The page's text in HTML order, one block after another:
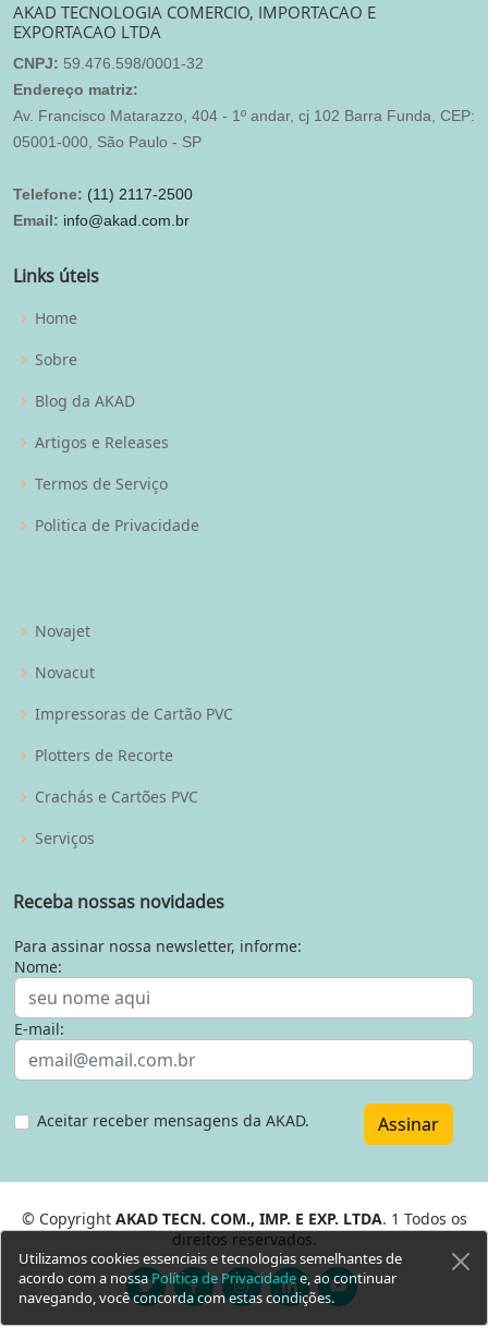
AKAD TECNOLOGIA COMERCIO, IMPORTACAO E
EXPORTACAO LTDA
CNPJ: 59.476.598/0001-32
Endereço matriz:
Av. Francisco Matarazzo, 404 - 1º andar, cj 102 Barra Funda, CEP:
05001-000, São Paulo - SP
Telefone: (11) 2117-2500
Email: info@akad.com.br
Links úteis
Home
Sobre
Blog da AKAD
Artigos e Releases
Termos de Serviço
Politica de Privacidade
Novajet
Novacut
Impressoras de Cartão PVC
Plotters de Recorte
Crachás e Cartões PVC
Serviços
Receba nossas novidades
Para assinar nossa newsletter, informe:
Nome:
E-mail:
Aceitar receber mensagens da AKAD. Assinar
© Copyright AKAD TECN. COM., IMP. E EXP. LTDA. 1 Todos os
direitos reservados.
Utilizamos cookies essenciais e tecnologias semelhantes de
acordo com a nossaPolítica de Privacidadee, ao continuar
navegando, você concorda com estas condições.